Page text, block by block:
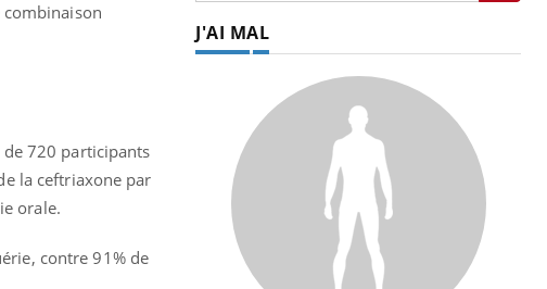
de 720 participants
la ceftriaxone par
orale.
contre 91% de
J'AI MAL